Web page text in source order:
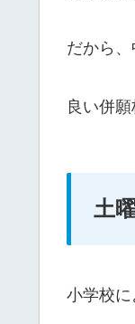
だから
良い併
土
小学校に